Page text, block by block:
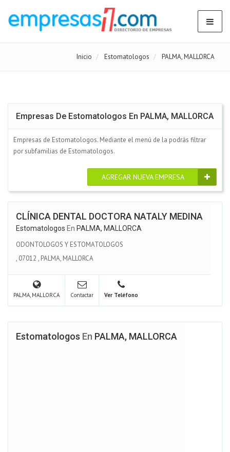
Inicio Estomatologos PALMA, MALLORCA
Empresas De Estomatologos En PALMA, MALLORCA
Empresas de Estomatologos. Mediante el menú de la podrás filtrar
por subfamilias de Estomatologos.
AGREGAR NUEVA EMPRESA
CLÍNICA DENTAL DOCTORA NATALY MEDINA
Estomatologos En PALMA, MALLORCA
ODONTOLOGOS Y ESTOMATOLOGOS
, 07012 , PALMA, MALLORCA
PALMA, MALLORCA Contactar Ver Teléfono
Estomatologos En PALMA, MALLORCA